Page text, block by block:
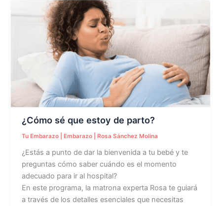
¿Cómo sé que estoy de parto?
Tu Embarazo Embarazo Rosa Sánchez Molina
¿Estás a punto de dar la bienvenida a tu bebé y te
preguntas cómo saber cuándo es el momento
adecuado para ir al hospital?
En este programa, la matrona experta Rosa te guiará
a través de los detalles esenciales que necesitas
¿Cómo
sé
que
estoy
de
parto?